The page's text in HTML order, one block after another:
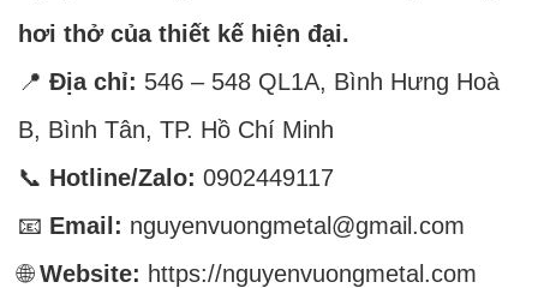
hơi thở của thiết kế hiện đại.
📍 Địa chỉ: 546 – 548 QL1A, Bình Hưng Hoà
B, Bình Tân, TP. Hồ Chí Minh
📞 Hotline/Zalo: 0902449117
📧 Email: nguyenvuongmetal@gmail.com
🌐Website: https://nguyenvuongmetal.com